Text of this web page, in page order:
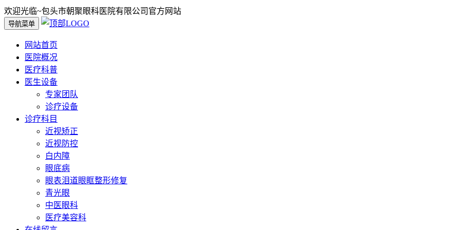
欢迎光临~包头市朝聚眼科医院有限公司官方网站
导航菜单
网站首页
医院概况
医疗科普
医生设备
专家团队
诊疗设备
诊疗科目
近视矫正
近视防控
白内障
眼底病
眼表泪道眼眶整形修复
青光眼
中医眼科
医疗美容科